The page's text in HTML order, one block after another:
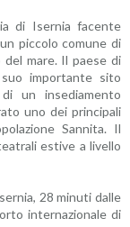
di Isernia facente
piccolo comune di
mare. Il paese di
importante sito
un insediamento
uno dei principali
Sannita. Il
estive a livello
28 minuti dalle
internazionale di